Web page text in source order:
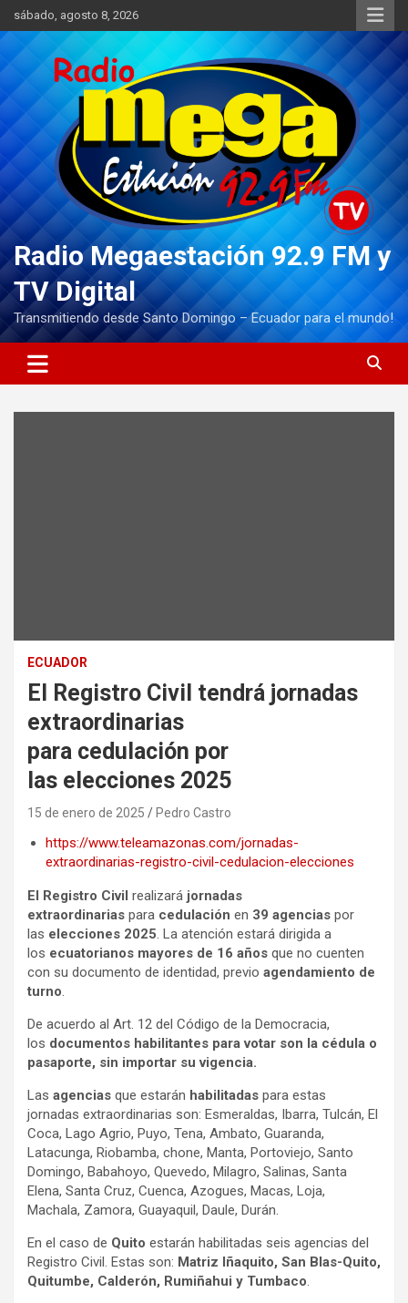
Saltar
al
contenido
sábado, agosto 8, 2026
Radio Megaestación 92.9 FM y
TV Digital
Transmitiendo desde Santo Domingo – Ecuador para el mundo!
ECUADOR
El Registro Civil tendrá jornadas
extraordinarias
para cedulación por
las elecciones 2025
15 de enero de 2025 Pedro Castro
https://www.teleamazonas.com/jornadas-
extraordinarias-registro-civil-cedulacion-elecciones
El Registro Civil realizará jornadas
extraordinarias para cedulación en 39 agencias por
las elecciones 2025. La atención estará dirigida a
los ecuatorianos mayores de 16 años que no cuenten
con su documento de identidad, previo agendamiento de
turno.
De acuerdo al Art. 12 del Código de la Democracia,
los documentos habilitantes para votar son la cédula o
pasaporte, sin importar su vigencia.
Las agencias que estarán habilitadas para estas
jornadas extraordinarias son: Esmeraldas, Ibarra, Tulcán, El
Coca, Lago Agrio, Puyo, Tena, Ambato, Guaranda,
Latacunga, Riobamba, chone, Manta, Portoviejo, Santo
Domingo, Babahoyo, Quevedo, Milagro, Salinas, Santa
Elena, Santa Cruz, Cuenca, Azogues, Macas, Loja,
Machala, Zamora, Guayaquil, Daule, Durán.
En el caso de Quito estarán habilitadas seis agencias del
Registro Civil. Estas son: Matriz Iñaquito, San Blas-Quito,
Quitumbe, Calderón, Rumiñahui y Tumbaco.